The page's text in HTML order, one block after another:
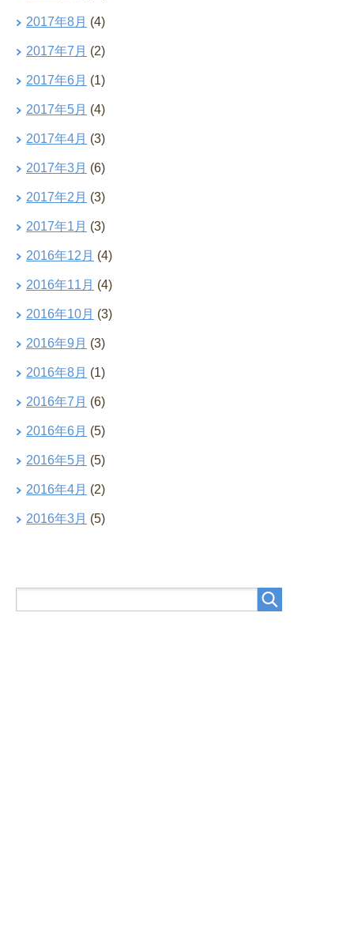
2017年8月 (4)
2017年7月 (2)
2017年6月 (1)
2017年5月 (4)
2017年4月 (3)
2017年3月 (6)
2017年2月 (3)
2017年1月 (3)
2016年12月 (4)
2016年11月 (4)
2016年10月 (3)
2016年9月 (3)
2016年8月 (1)
2016年7月 (6)
2016年6月 (5)
2016年5月 (5)
2016年4月 (2)
2016年3月 (5)